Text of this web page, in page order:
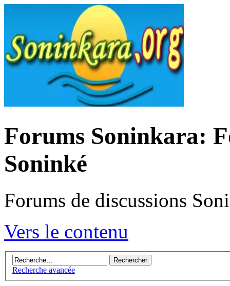
Forums Soninkara:
Soninké
Forums de discussions
Vers le contenu
Recherche avancée